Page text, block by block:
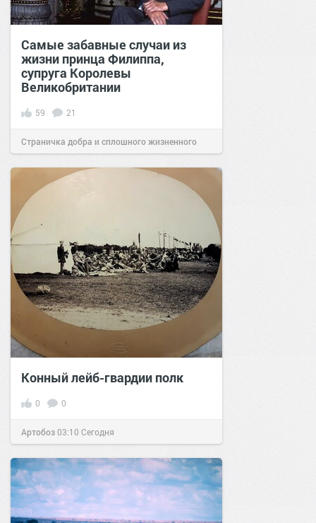
Самые забавные случаи из
жизни принца Филиппа,
супруга Королевы
Великобритании
59 21
Страничка добра и сплошного жизненного
позитива!12:5111 апр 2021
Конный лейб-гвардии полк
0 0
Артобоз03:10 Сегодня